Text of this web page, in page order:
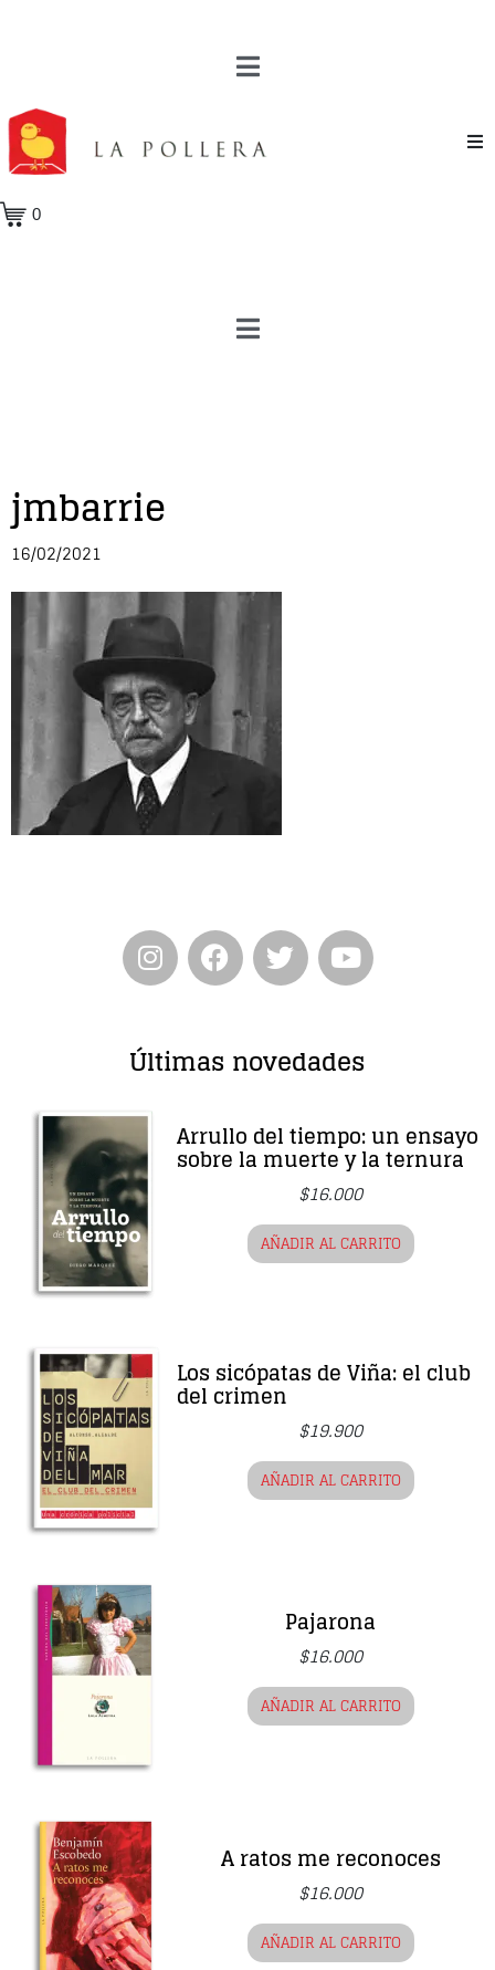
0
jmbarrie
16/02/2021
Últimas novedades
Arrullo del tiempo: un ensayo
sobre la muerte y la ternura
$16.000
AÑADIR AL CARRITO
Los sicópatas de Viña: el club
del crimen
$19.900
AÑADIR AL CARRITO
Pajarona
$16.000
AÑADIR AL CARRITO
A ratos me reconoces
$16.000
AÑADIR AL CARRITO